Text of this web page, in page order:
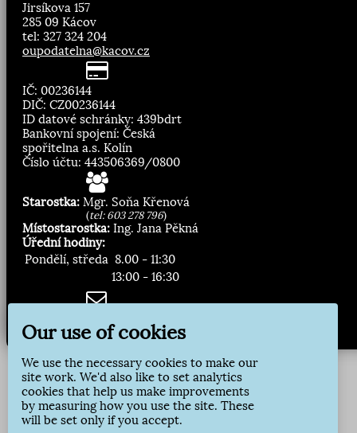
Jirsíkova 157
285 09 Kácov
tel: 327 324 204
oupodatelna@kacov.cz
IČ: 00236144
DIČ: CZ00236144
ID datové schránky: 439bdrt
Bankovní spojení: Česká
spořitelna a.s. Kolín
Číslo účtu: 443506369/0800
Starostka: Mgr. Soňa Křenová
(tel: 603 278 796)
Místostarostka: Ing. Jana Pěkná
Úřední hodiny:
Pondělí, středa 8.00 - 11:30
13:00 - 16:30
Přihlásit odběr
Our use of cookies
We use the necessary cookies to make our
site work. We'd also like to set analytics
cookies that help us make improvements
by measuring how you use the site. These
will be set only if you accept.